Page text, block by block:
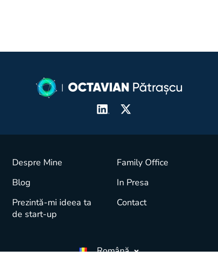
Despre Mine
Family Office
Blog
In Presa
Prezintă-mi ideea ta
de start-up
Contact
Română